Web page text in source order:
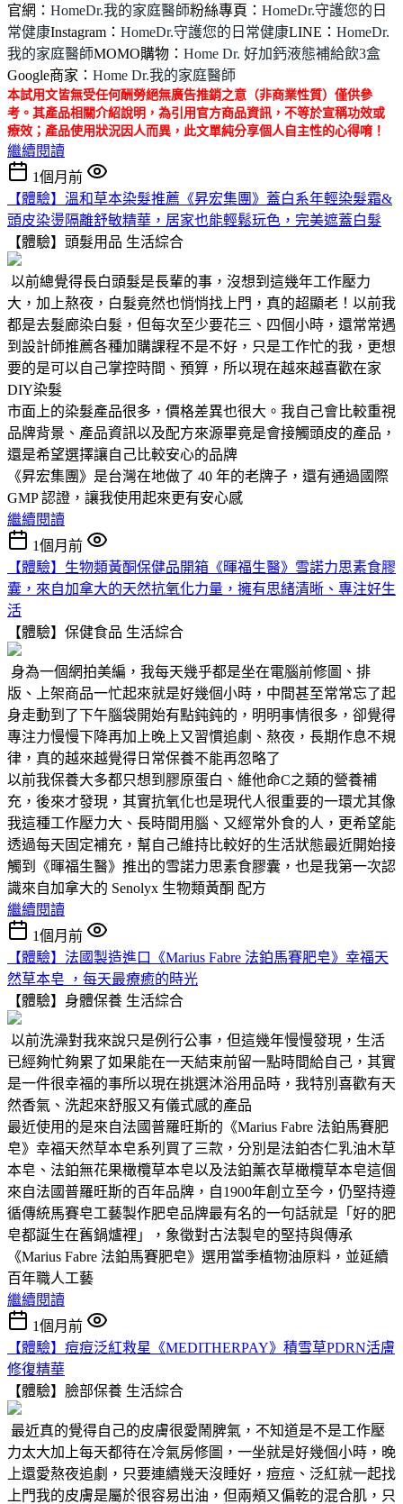
官網： HomeDr.我的家庭醫師粉絲專頁： HomeDr.守護您的日
常健康Instagram： HomeDr.守護您的日常健康LINE： HomeDr.
我的家庭醫師MOMO購物： Home Dr. 好加鈣液態補給飲3盒
Google商家： Home Dr.我的家庭醫師
本試用文皆無受任何酬勞絕無廣告推銷之意（非商業性質）僅供參
考。其產品相關介紹說明，為引用官方商品資訊，不等於宣稱功效或
療效；產品使用狀況因人而異，此文單純分享個人自主性的心得唷！
繼續閱讀
1個月前
【體驗】溫和草本染髮推薦《昇宏集團》蓋白系年輕染髮霜&
頭皮染燙隔離舒敏精華，居家也能輕鬆玩色，完美遮蓋白髮
【體驗】頭髮用品 生活綜合
以前總覺得長白頭髮是長輩的事，沒想到這幾年工作壓力
大，加上熬夜，白髮竟然也悄悄找上門，真的超顯老！以前我
都是去髮廊染白髮，但每次至少要花三、四個小時，還常常遇
到設計師推薦各種加購課程不是不好，只是工作忙的我，更想
要的是可以自己掌控時間、預算，所以現在越來越喜歡在家
DIY染髮
市面上的染髮產品很多，價格差異也很大。我自己會比較重視
品牌背景、產品資訊以及配方來源畢竟是會接觸頭皮的產品，
還是希望選擇讓自己比較安心的品牌
《昇宏集團》是台灣在地做了 40 年的老牌子，還有通過國際
GMP 認證，讓我使用起來更有安心感
繼續閱讀
1個月前
【體驗】生物類黃酮保健品開箱《暉福生醫》雪諾力思素食膠
囊，來自加拿大的天然抗氧化力量，擁有思緒清晰、專注好生
活
【體驗】保健食品 生活綜合
身為一個網拍美編，我每天幾乎都是坐在電腦前修圖、排
版、上架商品一忙起來就是好幾個小時，中間甚至常常忘了起
身走動到了下午腦袋開始有點鈍鈍的，明明事情很多，卻覺得
專注力慢慢下降再加上晚上又習慣追劇、熬夜，長期作息不規
律，真的越來越覺得日常保養不能再忽略了
以前我保養大多都只想到膠原蛋白、維他命C之類的營養補
充，後來才發現，其實抗氧化也是現代人很重要的一環尤其像
我這種工作壓力大、長時間用腦、又經常外食的人，更希望能
透過每天固定補充，幫自己維持比較好的生活狀態最近開始接
觸到《暉福生醫》推出的雪諾力思素食膠囊，也是我第一次認
識來自加拿大的 Senolyx 生物類黃酮 配方
繼續閱讀
1個月前
【體驗】法國製造進口《Marius Fabre 法鉑馬賽肥皂》幸福天
然草本皂 ，每天最療癒的時光
【體驗】身體保養 生活綜合
以前洗澡對我來說只是例行公事，但這幾年慢慢發現，生活
已經夠忙夠累了如果能在一天結束前留一點時間給自己，其實
是一件很幸福的事所以現在挑選沐浴用品時，我特別喜歡有天
然香氣、洗起來舒服又有儀式感的產品
最近使用的是來自法國普羅旺斯的《Marius Fabre 法鉑馬賽肥
皂》幸福天然草本皂系列買了三款，分別是法鉑杏仁乳油木草
本皂、法鉑無花果橄欖草本皂以及法鉑薰衣草橄欖草本皂這個
來自法國普羅旺斯的百年品牌，自1900年創立至今，仍堅持遵
循傳統馬賽皂工藝製作肥皂品牌最有名的一句話就是「好的肥
皂都誕生在舊鍋爐裡」，象徵對古法製皂的堅持與傳承
《Marius Fabre 法鉑馬賽肥皂》選用當季植物油原料，並延續
百年職人工藝
繼續閱讀
1個月前
【體驗】痘痘泛紅救星《MEDITHERPAY》積雪草PDRN活膚
修復精華
【體驗】臉部保養 生活綜合
最近真的覺得自己的皮膚很愛鬧脾氣，不知道是不是工作壓
力太大加上每天都待在冷氣房修圖，一坐就是好幾個小時，晚
上還愛熬夜追劇，只要連續幾天沒睡好，痘痘、泛紅就一起找
上門我的皮膚是屬於很容易出油，但兩頰又偏乾的混合肌，只